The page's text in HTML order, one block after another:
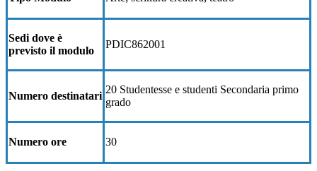
Sedi dove è
previsto il modulo
PDIC862001
Numero destinatari
20 Studentesse e studenti Secondaria primo
grado
Numero ore 30